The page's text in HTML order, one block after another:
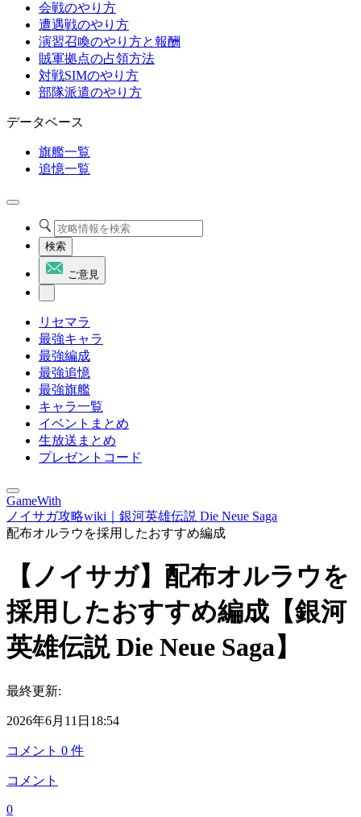
会戦のやり方
遭遇戦のやり方
演習召喚のやり方と報酬
賊軍拠点の占領方法
対戦SIMのやり方
部隊派遣のやり方
データベース
旗艦一覧
追憶一覧
検索
ご意見
リセマラ
最強キャラ
最強編成
最強追憶
最強旗艦
キャラ一覧
イベントまとめ
生放送まとめ
プレゼントコード
GameWith
ノイサガ攻略wiki｜銀河英雄伝説 Die Neue Saga
配布オルラウを採用したおすすめ編成
【ノイサガ】配布オルラウを
採用したおすすめ編成【銀河
英雄伝説 Die Neue Saga】
最終更新:
2026年6月11日18:54
コメント 0 件
コメント
0